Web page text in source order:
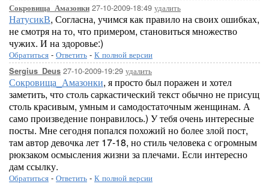
Сокровища_Амазонки 27-10-2009-18:49 удалить
НатусикВ, Согласна, учимся как правило на своих ошибках,
не смотря на то, что примером, становиться множество
чужих. И на здоровье:)
Обратиться - Ответить - К полной версии
Sergius_Deus 27-10-2009-19:29 удалить
Сокровища_Амазонки, я просто был поражен и хотел
заметить, что столь саркастический текст обычно не присущ
столь красивым, умным и самодостаточным женщинам. А
само произведение понравилось.) У тебя очень интересные
посты. Мне сегодня попался похожий но более злой пост,
там автор девочка лет 17-18, но стиль человека с огромным
рюкзаком осмысления жизни за плечами. Если интересно
дам ссылку.
Обратиться - Ответить - К полной версии